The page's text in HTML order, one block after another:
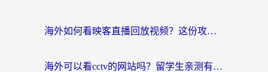
海外如何看映客直播回放视频？这份攻略帮你搞定（附腾讯优酷观看技巧）
海外可以看cctv的网站吗？留学生亲测有效的回国追剧方案